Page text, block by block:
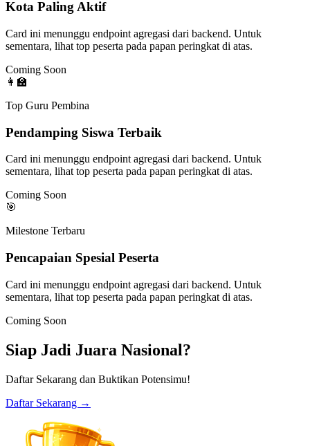
Kota Paling Aktif
Card ini menunggu endpoint agregasi dari backend. Untuk
sementara, lihat top peserta pada papan peringkat di atas.
Coming Soon
👩‍🏫
Top Guru Pembina
Pendamping Siswa Terbaik
Card ini menunggu endpoint agregasi dari backend. Untuk
sementara, lihat top peserta pada papan peringkat di atas.
Coming Soon
🎯
Milestone Terbaru
Pencapaian Spesial Peserta
Card ini menunggu endpoint agregasi dari backend. Untuk
sementara, lihat top peserta pada papan peringkat di atas.
Coming Soon
Siap Jadi Juara Nasional?
Daftar Sekarang dan Buktikan Potensimu!
Daftar Sekarang →